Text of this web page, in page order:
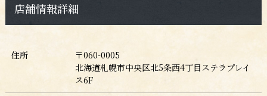
店舗情報詳細
住所
〒060-0005
北海道札幌市中央区北5条西4丁目ステラプレイ
ス6F